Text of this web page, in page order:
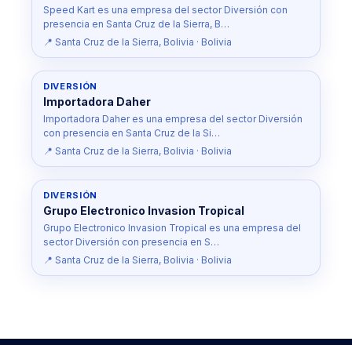
Speed Kart es una empresa del sector Diversión con
presencia en Santa Cruz de la Sierra, B…
📍 Santa Cruz de la Sierra, Bolivia · Bolivia
DIVERSIÓN
Importadora Daher
Importadora Daher es una empresa del sector Diversión
con presencia en Santa Cruz de la Si…
📍 Santa Cruz de la Sierra, Bolivia · Bolivia
DIVERSIÓN
Grupo Electronico Invasion Tropical
Grupo Electronico Invasion Tropical es una empresa del
sector Diversión con presencia en S…
📍 Santa Cruz de la Sierra, Bolivia · Bolivia